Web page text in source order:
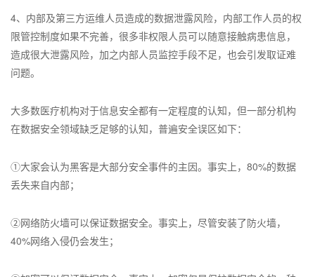
4、内部及第三方运维人员造成的数据泄露风险，内部工作人员的权
限管控制度如果不完善，很多非权限人员可以随意接触病患信息，
造成很大泄露风险，加之内部人员监控手段不足，也会引发取证难
问题。
大多数医疗机构对于信息安全都有一定程度的认知，但一部分机构
在数据安全领域缺乏足够的认知，普遍安全误区如下：
①大家会认为黑客是大部分安全事件的主因。事实上，80%的数据
丢失来自内部；
②网络防火墙可以保证数据安全。事实上，尽管安装了防火墙，
40%网络入侵仍会发生；